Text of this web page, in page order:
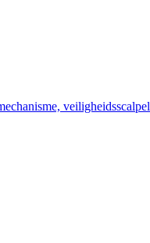
veiligheidsscalpel